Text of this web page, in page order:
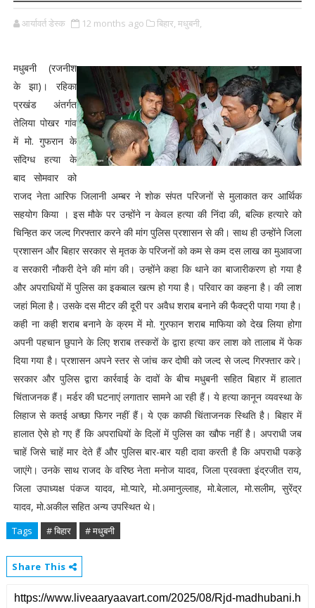
आर्यावर्त डेस्क 12 months ago बिहार, मधुबनी,
मधुबनी (रजनीश
के झा)। रहिका
प्रखंड अंतर्गत
तेलिया पोखर गांव
में मो. गुफरान के
संदिग्ध हत्या के
बाद सोमवार को
राजद नेता आरिफ जिलानी अम्बर ने शोक संपत परिजनों से मुलाकात कर आर्थिक
सहयोग किया । इस मौके पर उन्होंने न केवल हत्या की निंदा की, बल्कि हत्यारे को
चिन्हित कर जल्द गिरफ्तार करने की मांग पुलिस प्रशासन से की। साथ ही उन्होंने जिला
प्रशासन और बिहार सरकार से मृतक के परिजनों को कम से कम दस लाख का मुआवजा
व सरकारी नौकरी देने की मांग की। उन्होंने कहा कि थाने का बाजारीकरण हो गया है
और अपराधियों में पुलिस का इकबाल खत्म हो गया है। परिवार का कहना है। की लाश
जहां मिला है। उसके दस मीटर की दूरी पर अवैध शराब बनाने की फैक्ट्री पाया गया है।
कही ना कही शराब बनाने के क्रम में मो. गुरफान शराब माफिया को देख लिया होगा
अपनी पहचान छुपाने के लिए शराब तस्करों के द्वारा हत्या कर लाश को तालाब में फेक
दिया गया है। प्रशासन अपने स्तर से जांच कर दोषी को जल्द से जल्द गिरफ्तार करे।
सरकार और पुलिस द्वारा कार्रवाई के दावों के बीच मधुबनी सहित बिहार में हालात
चिंताजनक हैं। मर्डर की घटनाएं लगातार सामने आ रही हैं। ये हत्या कानून व्यवस्था के
लिहाज से कतई अच्छा फिगर नहीं हैं। ये एक काफी चिंताजनक स्थिति है। बिहार में
हालात ऐसे हो गए हैं कि अपराधियों के दिलों में पुलिस का खौफ नहीं है। अपराधी जब
चाहें जिसे चाहें मार देते हैं और पुलिस बार-बार यही दावा करती है कि अपराधी पकड़े
जाएंगे। उनके साथ राजद के वरिष्ठ नेता मनोज यादव, जिला प्रवक्ता इंद्रजीत राय,
जिला उपाध्यक्ष पंकज यादव, मो.प्यारे, मो.अमानुल्लाह, मो.बेलाल, मो.सलीम, सुरेंद्र
यादव, मो.अकील सहित अन्य उपस्थित थे।
Tags # बिहार # मधुबनी
Share This